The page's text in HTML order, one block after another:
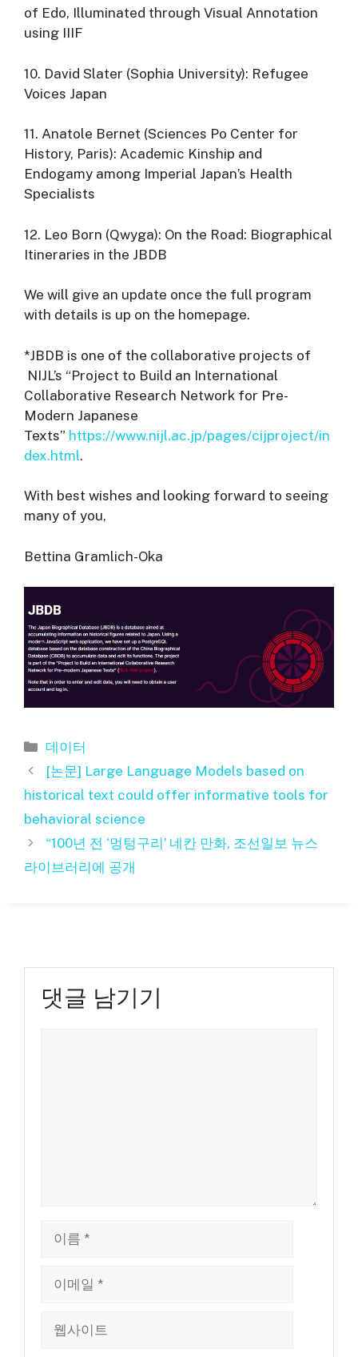
of Edo, Illuminated through Visual Annotation
using IIIF
10. David Slater (Sophia University): Refugee
Voices Japan
11. Anatole Bernet (Sciences Po Center for
History, Paris): Academic Kinship and
Endogamy among Imperial Japan’s Health
Specialists
12. Leo Born (Qwyga): On the Road: Biographical
Itineraries in the JBDB
We will give an update once the full program
with details is up on the homepage.
*JBDB is one of the collaborative projects of
NIJL’s “Project to Build an International
Collaborative Research Network for Pre-
Modern Japanese
Texts” https://www.nijl.ac.jp/pages/cijproject/in
dex.html.
With best wishes and looking forward to seeing
many of you,
Bettina Gramlich-Oka
카
테
고
리
데이터
[논문] Large Language Models based on
historical text could offer informative tools for
behavioral science
“100년 전 ‘멍텅구리’ 네칸 만화, 조선일보 뉴스
라이브러리에 공개
댓글 남기기